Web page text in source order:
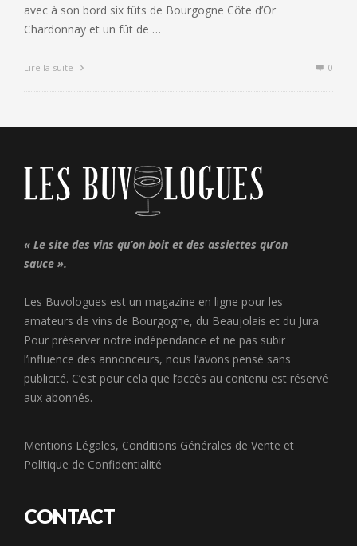
avec à son bord six fûts de Bourgogne Côte d’Or
Chardonnay et un fût de …
Lire la suite 0
« Le site des vins qu’on boit et des assiettes qu’on
sauce ».
Les Buvologues est un magazine en ligne pour les
amateurs de vins de Bourgogne, du Beaujolais et du Jura.
Pour préserver notre indépendance et ne pas subir
l’influence des annonceurs, nous l’avons pensé sans
publicité. C’est pour cela que l’accès au contenu est réservé
aux abonnés.
Mentions Légales, Conditions Générales de Vente et
Politique de Confidentialité
CONTACT